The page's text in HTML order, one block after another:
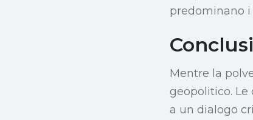
predominano
Mentre la
geopolitico. Le
a un dialogo